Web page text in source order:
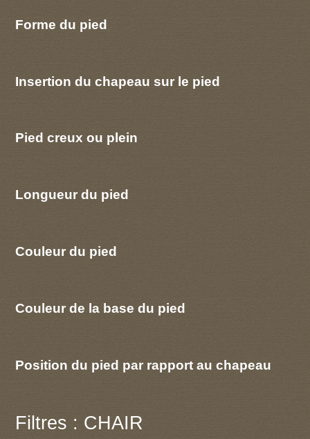
Forme du pied
Insertion du chapeau sur le pied
Pied creux ou plein
Longueur du pied
Couleur du pied
Couleur de la base du pied
Position du pied par rapport au chapeau
Filtres : CHAIR